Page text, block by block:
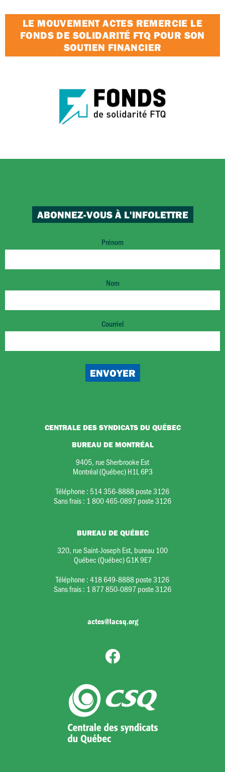
LE MOUVEMENT ACTES REMERCIE LE
FONDS DE SOLIDARITÉ FTQ POUR SON
SOUTIEN FINANCIER
ABONNEZ-VOUS À L'INFOLETTRE
Prénom
Nom
Courriel
CENTRALE DES SYNDICATS DU QUÉBEC
BUREAU DE MONTRÉAL
9405, rue Sherbrooke Est
Montréal (Québec) H1L 6P3
Téléphone : 514 356-8888 poste 3126
Sans frais : 1 800 465-0897 poste 3126
BUREAU DE QUÉBEC
320, rue Saint-Joseph Est, bureau 100
Québec (Québec) G1K 9E7
Téléphone :418 649-8888 poste 3126
Sans frais : 1 877 850-0897 poste 3126
actes@lacsq.org